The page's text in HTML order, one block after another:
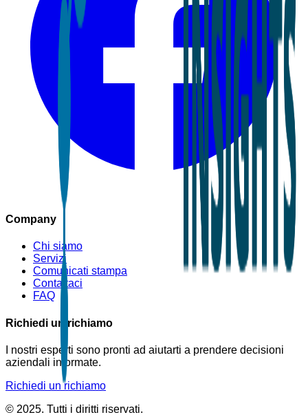
Company
Chi siamo
Servizi
Comunicati stampa
Contattaci
FAQ
Richiedi un richiamo
I nostri esperti sono pronti ad aiutarti a prendere decisioni
aziendali informate.
Richiedi un richiamo
© 2025. Tutti i diritti riservati.